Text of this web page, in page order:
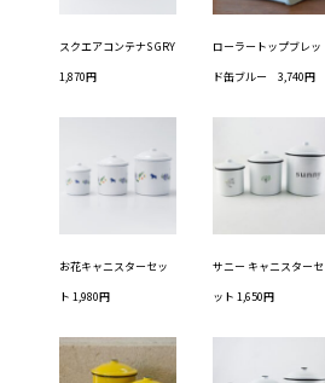
スクエアコンテナS GRY
1,870円
ローラートップブレッ
ド缶ブルー 3,740円
お花キャニスターセッ
ト 1,980円
サニー キャニスターセ
ット 1,650円